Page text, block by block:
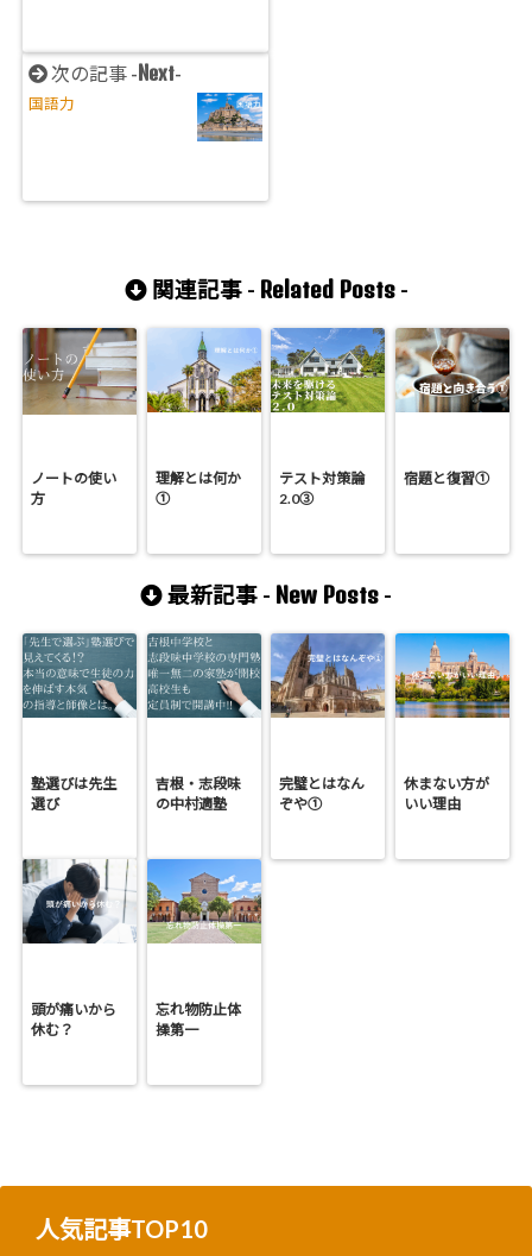
次の記事 -Next-
国語力
関連記事 - Related Posts-
ノートの使い
方
理解とは何か
①
テスト対策論
2.0③
宿題と復習①
最新記事 - New Posts -
塾選びは先生
選び
吉根・志段味
の中村適塾
完璧とはなん
ぞや①
休まない方が
いい理由
頭が痛いから
休む？
忘れ物防止体
操第一
人気記事TOP10